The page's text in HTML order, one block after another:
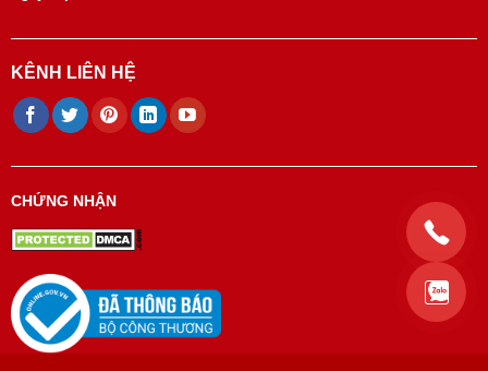
KÊNH LIÊN HỆ
CHỨNG NHẬN